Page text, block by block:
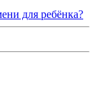
для ребёнка?